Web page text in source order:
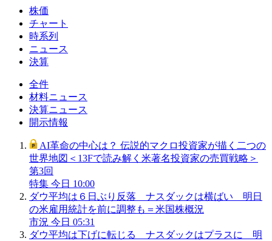
株価
チャート
時系列
ニュース
決算
全件
材料ニュース
決算ニュース
開示情報
AI革命の中心は？ 伝説的マクロ投資家が描く二つの
世界地図＜13Fで読み解く米著名投資家の売買戦略＞
第3回
特集 今日 10:00
ダウ平均は６日ぶり反落 ナスダックは横ばい 明日
の米雇用統計を前に調整も＝米国株概況
市況 今日 05:31
ダウ平均は下げに転じる ナスダックはプラスに 明